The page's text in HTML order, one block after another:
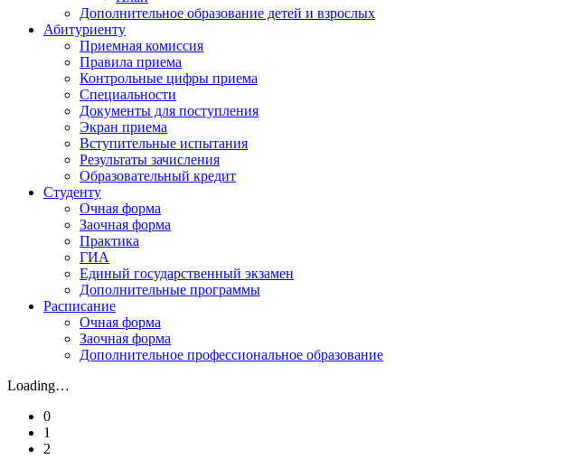
Дополнительное образование детей и взрослых
Абитуриенту
Приемная комиссия
Правила приема
Контрольные цифры приема
Специальности
Документы для поступления
Экран приема
Вступительные испытания
Результаты зачисления
Образовательный кредит
Студенту
Очная форма
Заочная форма
Практика
ГИА
Единый государственный экзамен
Дополнительные программы
Расписание
Очная форма
Заочная форма
Дополнительное профессиональное образование
Loading…
0
1
2